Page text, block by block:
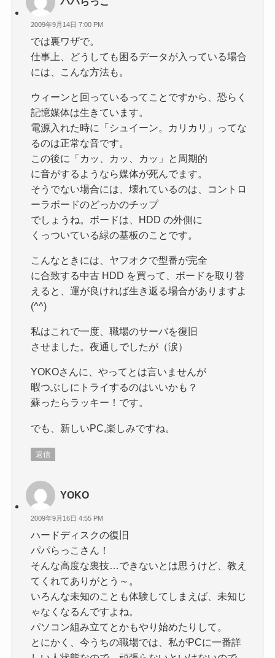
2009年9月14日 7:00 PM
では裏ワザで。
仕事上、どうしても困るデータが入っている場合
には、こんな方法も。
ウィーンと回っているってことですから、恐らく
記憶媒体は生きています。
電源入れた時に「シュイーン。カリカリ」ってな
るのは正常な音です。
この後に「カッ、カッ、カッ」と周期的
に音がするようなら媒体が死んでます。
そうでない場合には、壊れているのは、コントロ
ーラボードのどっかのチップ
でしょうね。ボードは、HDD の外側に
くっついている緑の基板のことです。
こんなときには、ヤフオクで型番が完全
に合致する中古 HDD を買って、ボードを取り替
えると、運が良ければ生き返る場合がありますよ
(^^)
私はこれで一度、職場のサーバを復旧
させました。夜通しでしたが（涙）
YOKOさんに、やってとは言いませんが
暇つぶしにトライするのはいいかも？
蘇ったらラッキー！です。
でも、新しいPC,楽しみですね。
返信
YOKO
2009年9月16日 4:55 PM
ハードディスクの復旧
パパらっこさん！
そんな高度な裏技…できないとは思うけど、教え
てくれてありがとう～。
いろんな未知のことも体験してしまえば、未知じ
ゃなくなるんですよね。
パソコン組み立てとかもやり始めたりして。
とにかく、今うちの職場では、私がPCに一番詳